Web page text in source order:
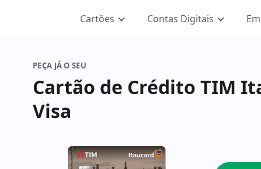
Cartões Contas Digitais
PEÇA JÁ O SEU
Cartão de Crédito TIM
Visa